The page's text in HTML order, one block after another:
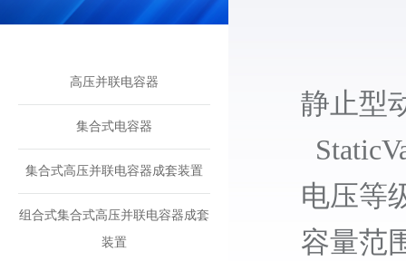
高压并联电容器
集合式电容器
集合式高压并联电容器成套装置
组合式集合式高压并联电容器成套
装置
静止型
电压等
容量范